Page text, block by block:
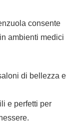
consente
ambienti medici
di bellezza e
e perfetti per